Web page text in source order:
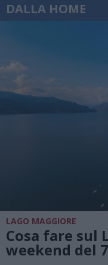
DALLA HOME
LAGO MAGGIORE
Cosa fare sul
weekend del